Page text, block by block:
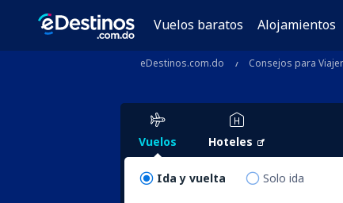
Vuelos baratos Alojamientos
eDestinos.com.do Consejos para
Vuelos Hoteles
Ida y vuelta Solo ida